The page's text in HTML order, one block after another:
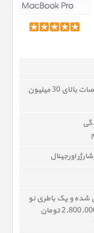
مدل روز با این مشخصات بالای 30 میلیون
اورجینال
و یک باطری نو
و اورجینال با هزینه 2.800.000 تومان